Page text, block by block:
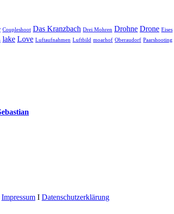
Coupleshoot Das Kranzbach Drei Mohren Drohne Drone Eises
lake Love Luftaufnahmen Luftbild moarhof Oberaudorf Paarshooting
Impressum I Datenschutzerklärung